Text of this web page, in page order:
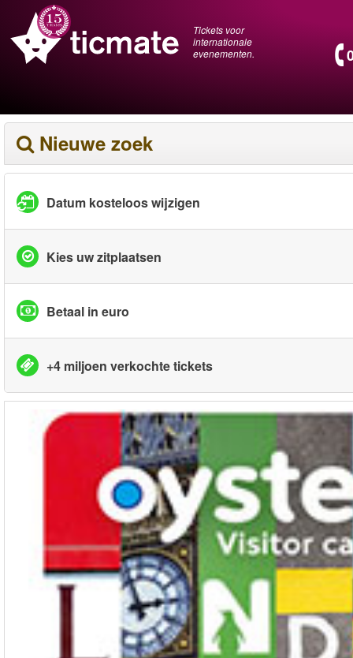
Tickets voor
internationale
evenementen.
Nieuwe zoek
Datum kosteloos wijzigen
Kies uw zitplaatsen
Betaal in euro
+4 miljoen verkochte tickets